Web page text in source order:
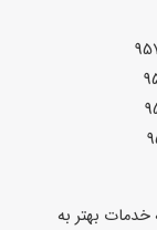
خدمات بهتر به